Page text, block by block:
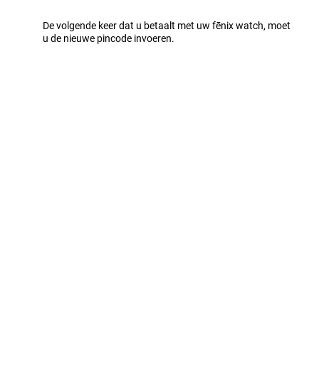
De volgende keer dat u betaalt met uw fēnixwatch, moet
u de nieuwe pincode invoeren.